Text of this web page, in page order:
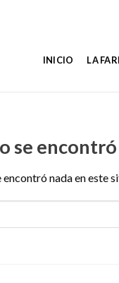
INICIO LA
se
encontró nada en este